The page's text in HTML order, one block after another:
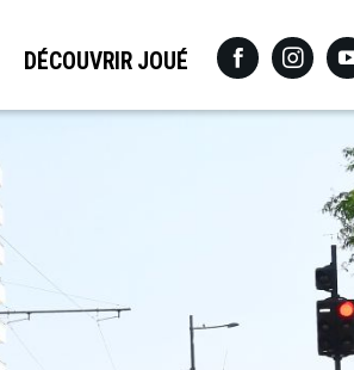
DÉCOUVRIR JOUÉ Facebook